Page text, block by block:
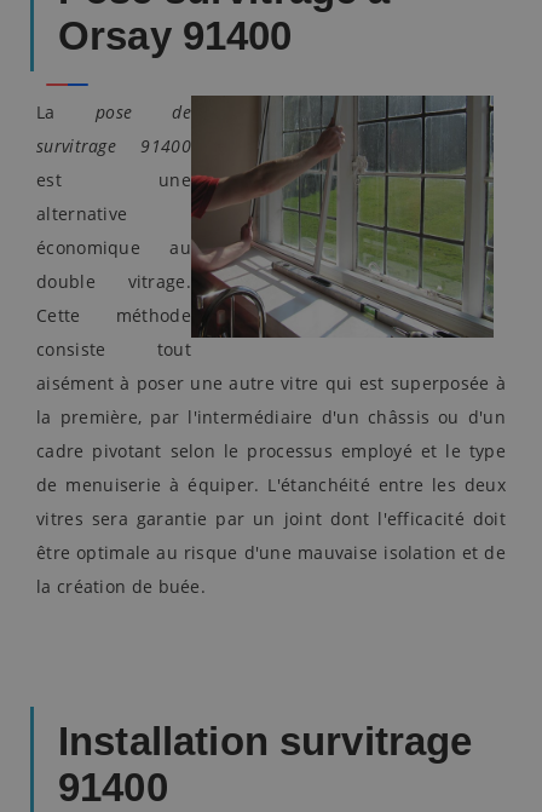
Orsay 91400
La pose de
survitrage 91400
est une
alternative
économique au
double vitrage.
Cette méthode
consiste tout
aisément à poser une autre vitre qui est superposée à
la première, par l'intermédiaire d'un châssis ou d'un
cadre pivotant selon le processus employé et le type
de menuiserie à équiper. L'étanchéité entre les deux
vitres sera garantie par un joint dont l'efficacité doit
être optimale au risque d'une mauvaise isolation et de
la création de buée.
Installation survitrage
91400